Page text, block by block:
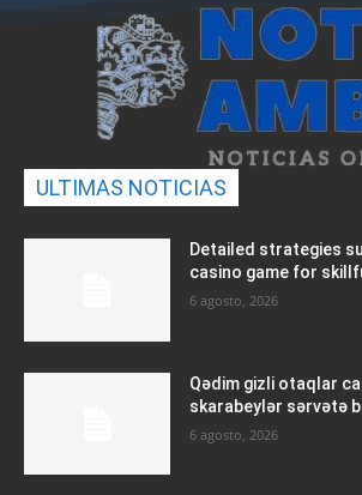
ULTIMAS NOTICIAS
Detailed strategies
casino game for
6 agosto, 2026
Qədim gizli otaqlar
skarabeylər sərvətə
6 agosto, 2026